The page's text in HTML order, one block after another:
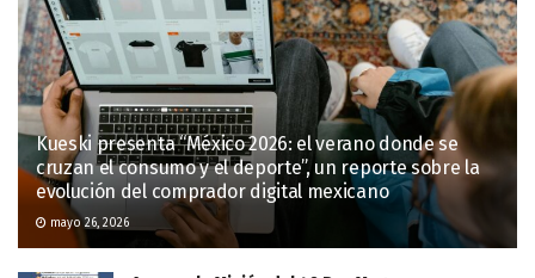
Kueski presenta “México 2026: el verano donde se
cruzan el consumo y el deporte”, un reporte sobre la
evolución del comprador digital mexicano
mayo 26, 2026